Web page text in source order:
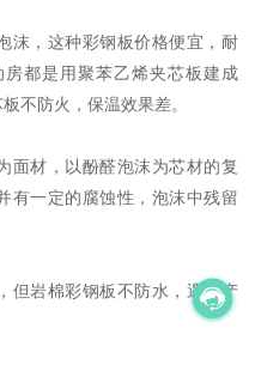
沫，这种彩钢板价格便宜，耐
都是用聚苯乙烯夹芯板建成
不防火，保温效果差。
面材，以酚醛泡沫为芯材的复
有一定的腐蚀性，泡沫中残留
但岩棉彩钢板不防水，遇火产